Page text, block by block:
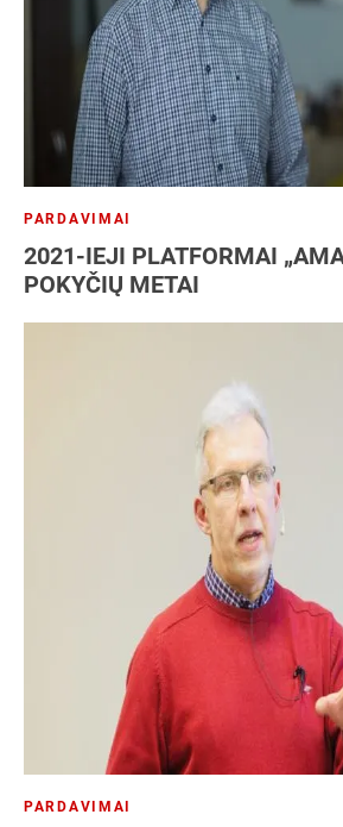
PARDAVIMAI
2021-IEJI PLATFORMAI
POKYČIŲ METAI
PARDAVIMAI